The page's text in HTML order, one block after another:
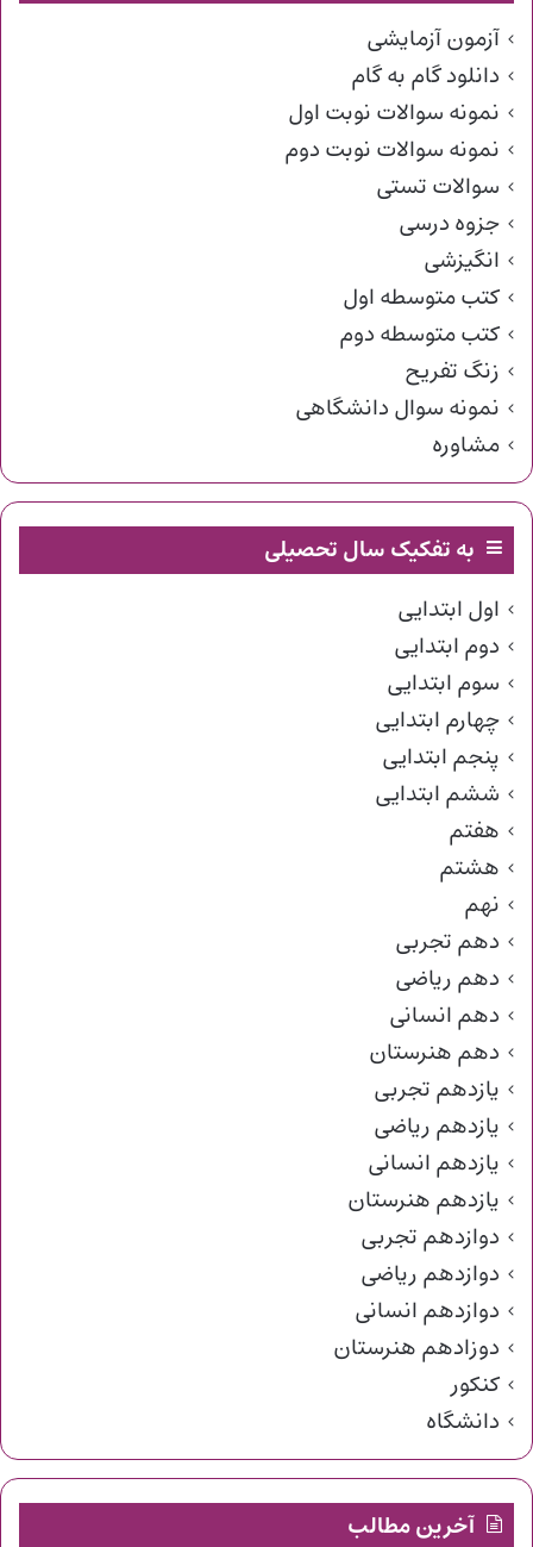
آزمون آزمایشی
دانلود گام به گام
نمونه سوالات نوبت اول
نمونه سوالات نوبت دوم
سوالات تستی
جزوه درسی
انگیزشی
کتب متوسطه اول
کتب متوسطه دوم
زنگ تفریح
نمونه سوال دانشگاهی
مشاوره
به تفکیک سال تحصیلی
اول ابتدایی
دوم ابتدایی
سوم ابتدایی
چهارم ابتدایی
پنجم ابتدایی
ششم ابتدایی
هفتم
هشتم
نهم
دهم تجربی
دهم ریاضی
دهم انسانی
دهم هنرستان
یازدهم تجربی
یازدهم ریاضی
یازدهم انسانی
یازدهم هنرستان
دوازدهم تجربی
دوازدهم ریاضی
دوازدهم انسانی
دوزادهم هنرستان
کنکور
دانشگاه
آخرین مطالب